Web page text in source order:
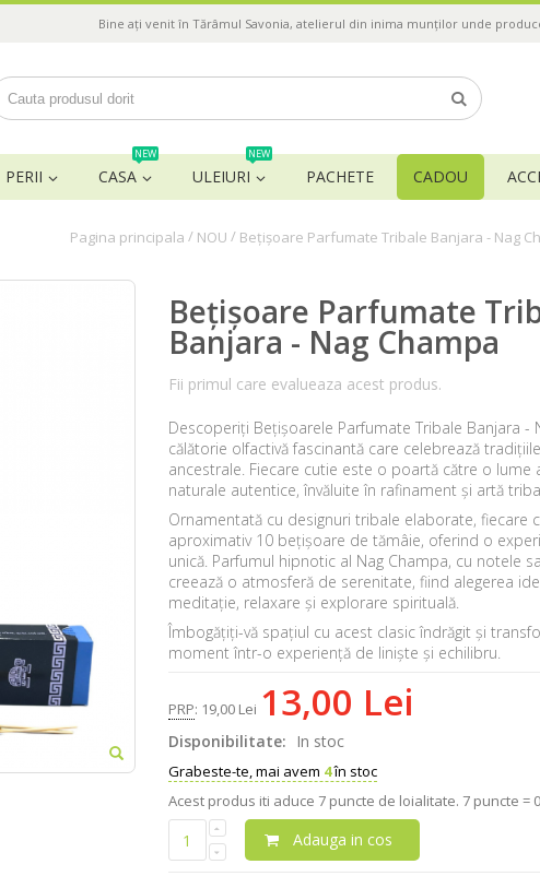
Bine ați venit în Tărâmul Savonia, atelierul din inima munților unde
PERII CASA
NEW
ULEIURI
NEW
PACHETE CADOU
Pagina principala / NOU / Bețișoare Parfumate Tribale Banjara - Nag
Bețișoare Parfumate
Banjara - Nag Champa
Fii primul care evalueaza acest produs.
Descoperiți Bețișoarele Parfumate Tribale Banjara -
călătorie olfactivă fascinantă care celebrează
ancestrale. Fiecare cutie este o poartă către o lume
naturale autentice, învăluite în rafinament și artă
Ornamentată cu designuri tribale elaborate, fiecare
aproximativ 10 bețișoare de tămâie, oferind o
unică. Parfumul hipnotic al Nag Champa, cu notele
creează o atmosferă de serenitate, fiind alegerea
meditație, relaxare și explorare spirituală.
Îmbogățiți-vă spațiul cu acest clasic îndrăgit și
moment într-o experiență de liniște și echilibru.
PRP: 19,00 Lei 13,00 Lei
Disponibilitate: In stoc
Grabeste-te, mai avem 4în stoc
Acest produs iti aduce 7puncte de loialitate. 7 puncte =
Adauga in cos